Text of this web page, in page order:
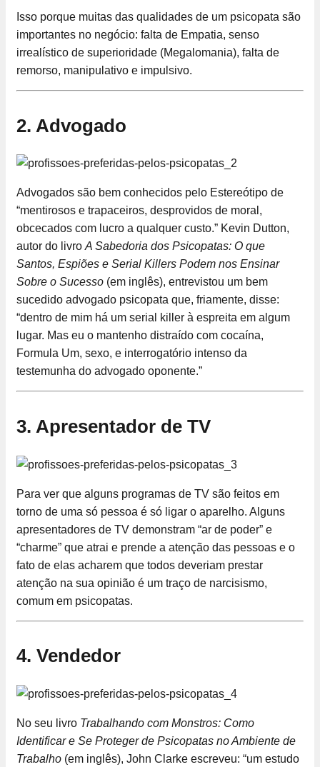
Isso porque muitas das qualidades de um psicopata são
importantes no negócio: falta de Empatia, senso
irrealístico de superioridade (Megalomania), falta de
remorso, manipulativo e impulsivo.
2. Advogado
Advogados são bem conhecidos pelo Estereótipo de
“mentirosos e trapaceiros, desprovidos de moral,
obcecados com lucro a qualquer custo.” Kevin Dutton,
autor do livroA Sabedoria dos Psicopatas: O que
Santos, Espiões e Serial Killers Podem nos Ensinar
Sobre o Sucesso (em inglês), entrevistou um bem
sucedido advogado psicopata que, friamente, disse:
“dentro de mim há um serial killer à espreita em algum
lugar. Mas eu o mantenho distraído com cocaína,
Formula Um, sexo, e interrogatório intenso da
testemunha do advogado oponente.”
3. Apresentador de TV
Para ver que alguns programas de TV são feitos em
torno de uma só pessoa é só ligar o aparelho. Alguns
apresentadores de TV demonstram “ar de poder” e
“charme” que atrai e prende a atenção das pessoas e o
fato de elas acharem que todos deveriam prestar
atenção na sua opinião é um traço de narcisismo,
comum em psicopatas.
4. Vendedor
No seu livro Trabalhando com Monstros: Como
Identificar e Se Proteger de Psicopatas no Ambiente de
Trabalho (em inglês), John Clarke escreveu: “um estudo